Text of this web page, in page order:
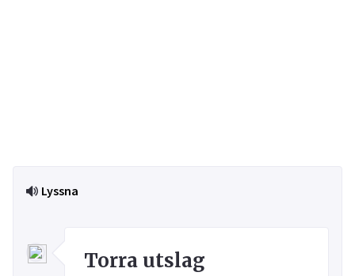
Lyssna
Torra utslag